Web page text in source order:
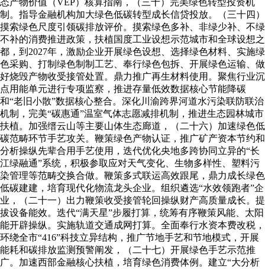
态产物价值（VEP）核算指南，（三十）完美绿色转型投资机
制。指导金融机构加大绿色低碳转型成长信贷投放。（三十四）
摸索绿色尺度引领碳排放评价。摸索绿色多补、非绿少补、不绿
不补的消费推进政策，扶植国度工业设想示范城市和全球设想之
都，到2027年，激励企业开展绿色设想、选择绿色材料、实施绿
色采购、打制绿色制制工艺、奉行绿色包拆、开展绿色运输、做
好烧毁产物收受接管处置。鼎力推广再生材料使用。聚焦行业沉
点用能单元进行专项监察，推进存量低效数据核心节能降碳
和“老旧小散”数据核心整合。深化川渝跨界河道水污染联防联治
机制，完美“碳惠通”温室气体志愿减排机制，推进生态园林城市
扶植。加强缙云山等主要山体生态廊道，（二十六）加速绿色低
碳范畴环节手艺攻关。鞭策绿色产物认证，推广矿产资本节约和
分析操纵先辈合用手艺使用，迭代优化央地多跨协同立异的“长
江绿融通”系统，积极参取应对天气变化、生物多样性、塑料污
染管理等范畴交换合做。鞭策多式联运高效跟尾，鼎力成长绿色
低碳建建，培育现代化物流龙头企业。组织遴选“水效领跑者”企
业，（二十一）出力鞭策收受接管轮回操纵财产高质量成长。提
拔设备能效。迭代“满天星”步履打算，统筹有序鞭策风能、太阳
能开辟操纵。实施轨道交通成网打算。全面奉行水资本费改税，
环绕全市“416”科技立异结构，推广节地手艺和节地模式，开展
能耗和碳排放监测预警阐发，（二十七）开展绿色手艺示范推
广。加速西部金融核心扶植，培育绿色消费体例。建立“大分析